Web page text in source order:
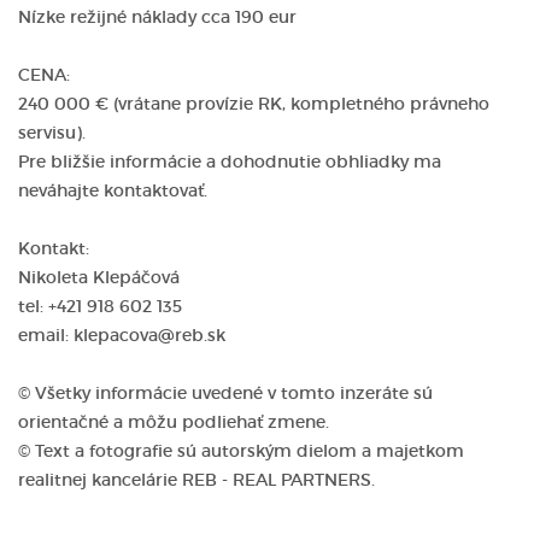
Nízke režijné náklady cca 190 eur
CENA:
240 000 € (vrátane provízie RK, kompletného právneho
servisu).
Pre bližšie informácie a dohodnutie obhliadky ma
neváhajte kontaktovať.
Kontakt:
Nikoleta Klepáčová
tel: +421 918 602 135
email: klepacova@reb.sk
© Všetky informácie uvedené v tomto inzeráte sú
orientačné a môžu podliehať zmene.
© Text a fotografie sú autorským dielom a majetkom
realitnej kancelárie REB - REAL PARTNERS.